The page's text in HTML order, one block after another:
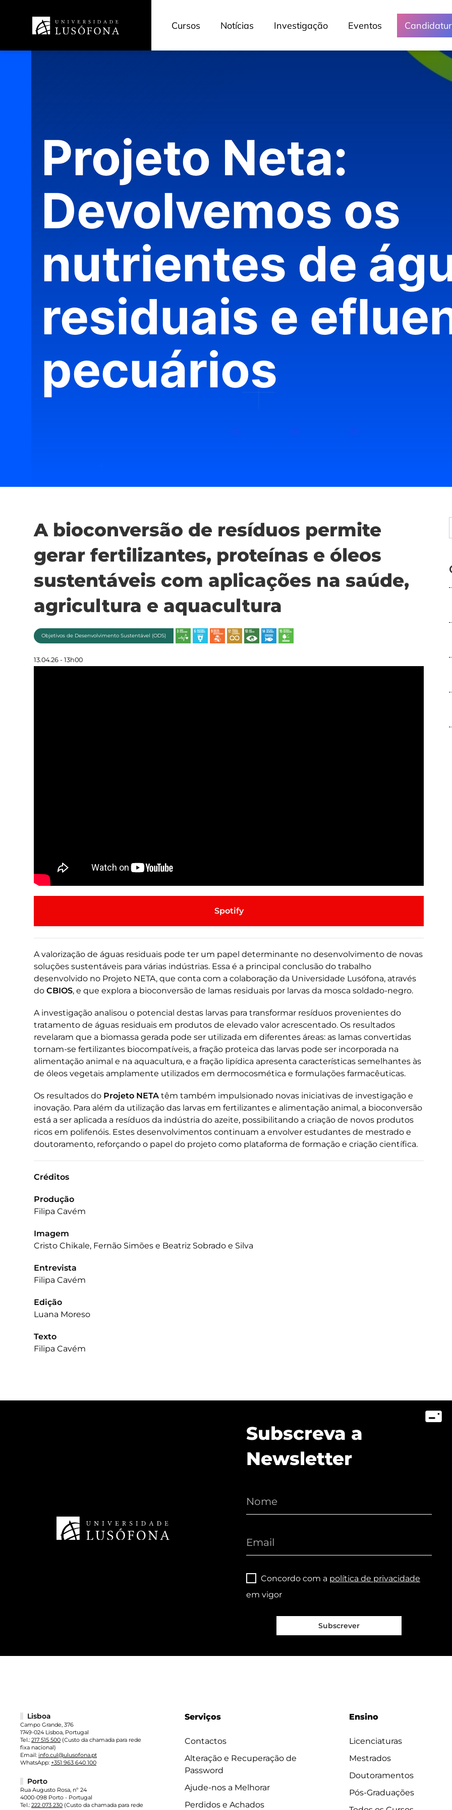
Cursos Notícias Investigação Eventos
Projeto Neta:
Devolvemos os
nutrientes de
residuais e
pecuários
A bioconversão de resíduos permite
gerar fertilizantes, proteínas e óleos
sustentáveis com aplicações na saúde,
agricultura e aquacultura
Objetivos de Desenvolvimento Sustentável (ODS)
13.04.26 - 13h00
Spotify
A valorização de águas residuais pode ter um papel determinante no desenvolvimento de novas
soluções sustentáveis para várias indústrias. Essa é a principal conclusão do trabalho
desenvolvido no Projeto NETA, que conta com a colaboração da Universidade Lusófona, através
do CBIOS, e que explora a bioconversão de lamas residuais por larvas da mosca soldado-negro.
A investigação analisou o potencial destas larvas para transformar resíduos provenientes do
tratamento de águas residuais em produtos de elevado valor acrescentado. Os resultados
revelaram que a biomassa gerada pode ser utilizada em diferentes áreas: as lamas convertidas
tornam-se fertilizantes biocompatíveis, a fração proteica das larvas pode ser incorporada na
alimentação animal e na aquacultura, e a fração lipídica apresenta características semelhantes às
de óleos vegetais amplamente utilizados em dermocosmética e formulações farmacêuticas.
Os resultados do Projeto NETA têm também impulsionado novas iniciativas de investigação e
inovação. Para além da utilização das larvas em fertilizantes e alimentação animal, a bioconversão
está a ser aplicada a resíduos da indústria do azeite, possibilitando a criação de novos produtos
ricos em polifenóis. Estes desenvolvimentos continuam a envolver estudantes de mestrado e
doutoramento, reforçando o papel do projeto como plataforma de formação e criação científica.
Créditos
Produção
Filipa Cavém
Imagem
Cristo Chikale, Fernão Simões e Beatriz Sobrado e Silva
Entrevista
Filipa Cavém
Edição
Luana Moreso
Texto
Filipa Cavém
Subscreva a
Newsletter
Concordo com a política de privacidade
em vigor
Subscrever
Serviços
Contactos
Alteração e Recuperação de
Password
Ajude-nos a Melhorar
Perdidos e Achados
Ensino
Licenciaturas
Mestrados
Doutoramentos
Pós-Graduações
Lisboa
Campo Grande, 376
1749-024 Lisboa, Portugal
Tel.: 217 515 500 (Custo da chamada para rede
fixa nacional)
Email: info.cul@ulusofona.pt
WhatsApp: +351 963 640 100
Porto
Rua Augusto Rosa, nº 24
4000-098 Porto - Portugal
Tel.: 222 073 230 (Custo da chamada para rede